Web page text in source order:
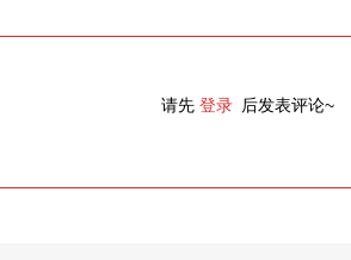
请先 登录 后发表评论~